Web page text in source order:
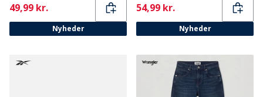
Current
49,99 kr.
Nyheder
Current
54,99 kr.
Nyheder